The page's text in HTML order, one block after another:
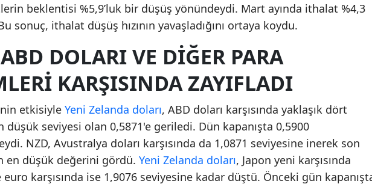
beklentisi %5,9’luk bir düşüş yönündeydi. Mart ayında ithalat %4,3
sonuç, ithalat düşüş hızının yavaşladığını ortaya koydu.
DOLARI VE DIĞER PARA
KARŞISINDA ZAYIFLADI
etkisiyle Yeni Zelanda doları, ABD doları karşısında yaklaşık dört
düşük seviyesi olan 0,5871'e geriledi. Dün kapanışta 0,5900
NZD, Avustralya doları karşısında da 1,0871 seviyesine inerek son
en düşük değerini gördü. Yeni Zelanda doları, Japon yeni karşısında
euro karşısında ise 1,9076 seviyesine kadar düştü. Önceki gün